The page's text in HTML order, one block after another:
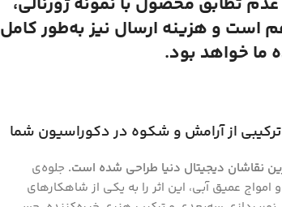
است و هزینه ارسال نیز به‌طور کامل
ما خواهد بود.
از آرامش و شکوه در دکوراسیون شما
نقاشان دیجیتال دنیا طراحی شده است. جلوه‌ی
عمیق آبی، این اثر را به یکی از شاهکارهای